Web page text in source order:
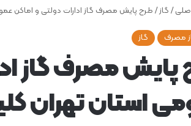
/ گاز/ طرح پایش مصرف گاز ادارات دولتی و اماکن
مصرف گاز
مصرف گاز
استان تهران